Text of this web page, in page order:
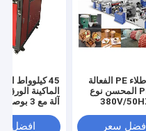
معدات طلاء PE الفعالة
لطلاء PE المحسن نوع
افضل سعر
45 كيلوواط
آلة مع 3
افضل